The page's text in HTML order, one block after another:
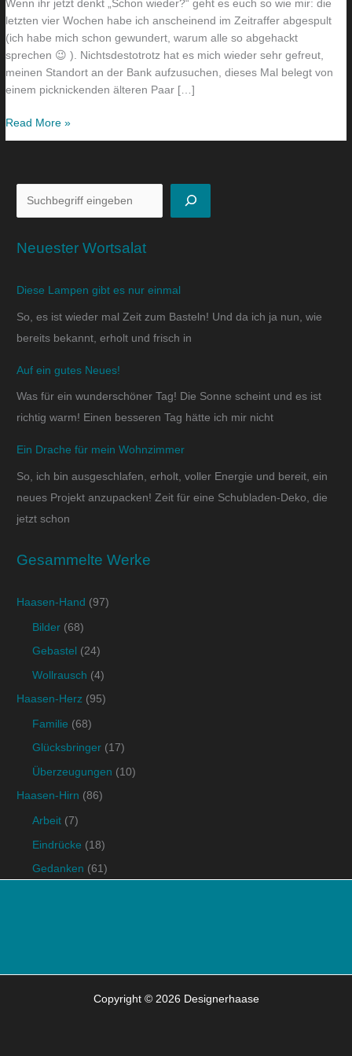
Wenn ihr jetzt denkt „Schon wieder?“ geht es euch so wie mir: die
letzten vier Wochen habe ich anscheinend im Zeitraffer abgespult
(ich habe mich schon gewundert, warum alle so abgehackt
sprechen 😉 ). Nichtsdestotrotz hat es mich wieder sehr gefreut,
meinen Standort an der Bank aufzusuchen, dieses Mal belegt von
einem picknickenden älteren Paar […]
Read More »
Neuester Wortsalat
Diese Lampen gibt es nur einmal
So, es ist wieder mal Zeit zum Basteln! Und da ich ja nun, wie
bereits bekannt, erholt und frisch in
Auf ein gutes Neues!
Was für ein wunderschöner Tag! Die Sonne scheint und es ist
richtig warm! Einen besseren Tag hätte ich mir nicht
Ein Drache für mein Wohnzimmer
So, ich bin ausgeschlafen, erholt, voller Energie und bereit, ein
neues Projekt anzupacken! Zeit für eine Schubladen-Deko, die
jetzt schon
Gesammelte Werke
Haasen-Hand (97)
Bilder (68)
Gebastel (24)
Wollrausch (4)
Haasen-Herz (95)
Familie (68)
Glücksbringer (17)
Überzeugungen (10)
Haasen-Hirn (86)
Arbeit (7)
Eindrücke (18)
Gedanken (61)
Copyright © 2026 Designerhaase